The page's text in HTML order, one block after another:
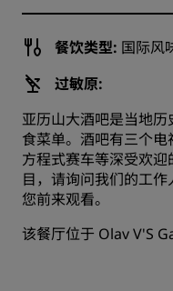
餐饮类型: 国际风
过敏原:
亚历山大酒吧是当地
食菜单。酒吧有三个
方程式赛车等深受欢
目，请询问我们的工
您前来观看。
该餐厅位于 Olav V'S